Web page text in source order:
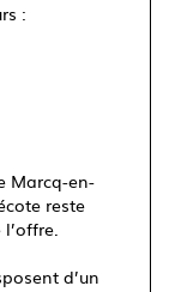
:
Marcq-en-
reste
d’un